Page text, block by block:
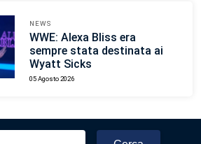
NEWS
WWE: Alexa Bliss era
sempre stata destinata ai
Wyatt Sicks
05 Agosto 2026